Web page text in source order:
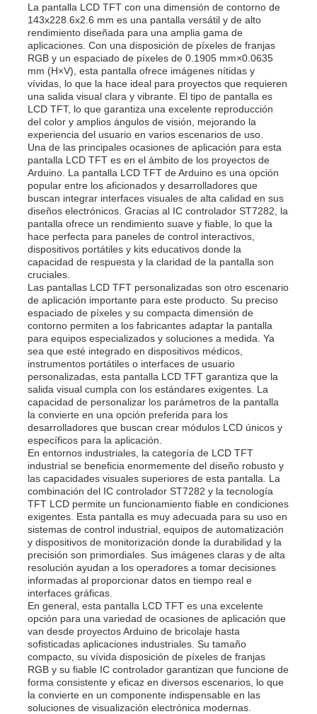
La pantalla LCD TFT con una dimensión de contorno de
143x228.6x2.6 mm es una pantalla versátil y de alto
rendimiento diseñada para una amplia gama de
aplicaciones. Con una disposición de píxeles de franjas
RGB y un espaciado de píxeles de 0.1905 mm×0.0635
mm (H×V), esta pantalla ofrece imágenes nítidas y
vívidas, lo que la hace ideal para proyectos que requieren
una salida visual clara y vibrante. El tipo de pantalla es
LCD TFT, lo que garantiza una excelente reproducción
del color y amplios ángulos de visión, mejorando la
experiencia del usuario en varios escenarios de uso.
Una de las principales ocasiones de aplicación para esta
pantalla LCD TFT es en el ámbito de los proyectos de
Arduino. La pantalla LCD TFT de Arduino es una opción
popular entre los aficionados y desarrolladores que
buscan integrar interfaces visuales de alta calidad en sus
diseños electrónicos. Gracias al IC controlador ST7282, la
pantalla ofrece un rendimiento suave y fiable, lo que la
hace perfecta para paneles de control interactivos,
dispositivos portátiles y kits educativos donde la
capacidad de respuesta y la claridad de la pantalla son
cruciales.
Las pantallas LCD TFT personalizadas son otro escenario
de aplicación importante para este producto. Su preciso
espaciado de píxeles y su compacta dimensión de
contorno permiten a los fabricantes adaptar la pantalla
para equipos especializados y soluciones a medida. Ya
sea que esté integrado en dispositivos médicos,
instrumentos portátiles o interfaces de usuario
personalizadas, esta pantalla LCD TFT garantiza que la
salida visual cumpla con los estándares exigentes. La
capacidad de personalizar los parámetros de la pantalla
la convierte en una opción preferida para los
desarrolladores que buscan crear módulos LCD únicos y
específicos para la aplicación.
En entornos industriales, la categoría de LCD TFT
industrial se beneficia enormemente del diseño robusto y
las capacidades visuales superiores de esta pantalla. La
combinación del IC controlador ST7282 y la tecnología
TFT LCD permite un funcionamiento fiable en condiciones
exigentes. Esta pantalla es muy adecuada para su uso en
sistemas de control industrial, equipos de automatización
y dispositivos de monitorización donde la durabilidad y la
precisión son primordiales. Sus imágenes claras y de alta
resolución ayudan a los operadores a tomar decisiones
informadas al proporcionar datos en tiempo real e
interfaces gráficas.
En general, esta pantalla LCD TFT es una excelente
opción para una variedad de ocasiones de aplicación que
van desde proyectos Arduino de bricolaje hasta
sofisticadas aplicaciones industriales. Su tamaño
compacto, su vívida disposición de píxeles de franjas
RGB y su fiable IC controlador garantizan que funcione de
forma consistente y eficaz en diversos escenarios, lo que
la convierte en un componente indispensable en las
soluciones de visualización electrónica modernas.